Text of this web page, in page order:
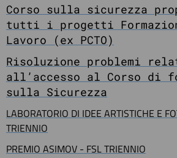
Corso sulla sicurezza
tutti i progetti
Lavoro (ex PCTO)
Risoluzione problemi
all’accesso al Corso di
sulla Sicurezza
LABORATORIO DI IDEE ARTISTICHE E
TRIENNIO
PREMIO ASIMOV - FSL TRIENNIO